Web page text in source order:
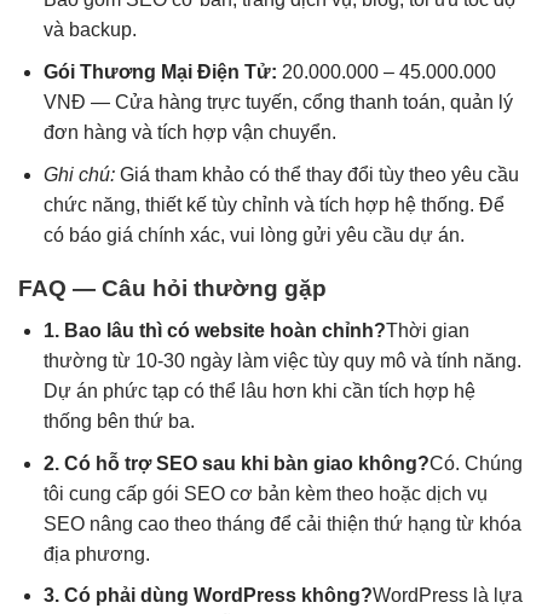
và backup.
Gói Thương Mại Điện Tử: 20.000.000 – 45.000.000
VNĐ — Cửa hàng trực tuyến, cổng thanh toán, quản lý
đơn hàng và tích hợp vận chuyển.
Ghi chú:Giá tham khảo có thể thay đổi tùy theo yêu cầu
chức năng, thiết kế tùy chỉnh và tích hợp hệ thống. Để
có báo giá chính xác, vui lòng gửi yêu cầu dự án.
FAQ — Câu hỏi thường gặp
1. Bao lâu thì có website hoàn chỉnh?Thời gian
thường từ 10-30 ngày làm việc tùy quy mô và tính năng.
Dự án phức tạp có thể lâu hơn khi cần tích hợp hệ
thống bên thứ ba.
2. Có hỗ trợ SEO sau khi bàn giao không?Có. Chúng
tôi cung cấp gói SEO cơ bản kèm theo hoặc dịch vụ
SEO nâng cao theo tháng để cải thiện thứ hạng từ khóa
địa phương.
3. Có phải dùng WordPress không?WordPress là lựa